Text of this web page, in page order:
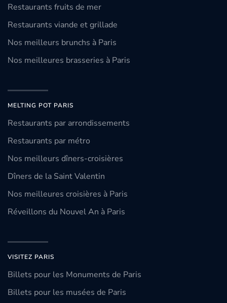
Restaurants fruits de mer
Restaurants viande et grillade
Nos meilleurs brunchs à Paris
Nos meilleures brasseries à Paris
MELTING POT PARIS
Restaurants par arrondissements
Restaurants par métro
Nos meilleurs dîners-croisières
Dîners de la Saint Valentin
Nos meilleures croisières à Paris
Réveillons du Nouvel An à Paris
VISITEZ PARIS
Billets pour les Monuments de Paris
Billets pour les musées de Paris